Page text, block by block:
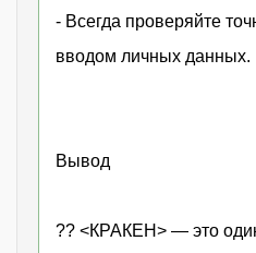
- Всегда проверяйте
вводом личных данных.
Вывод
?? <КРАКЕН> — это